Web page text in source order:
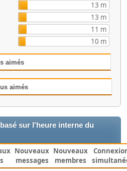
13 m
13 m
11 m
10 m
aimés
aimés
sur l'heure interne du
Nouveaux
messages
Nouveaux
membres